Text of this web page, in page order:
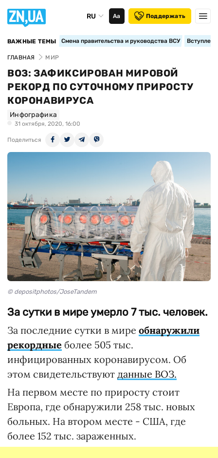
RU Аа Поддержать
ВАЖНЫЕ ТЕМЫ Смена правительства и руководства ВСУ
ГЛАВНАЯ МИР
ВОЗ: ЗАФИКСИРОВАН МИРОВОЙ
РЕКОРД ПО СУТОЧНОМУ ПРИРОСТУ
КОРОНАВИРУСА
Инфографика
31 октября, 2020, 16:00
Поделиться
© depositphotos/JoseTandem
За сутки в мире умерло 7 тыс. человек.
За последние сутки в мире обнаружили
рекордные более 505 тыс.
инфицированных коронавирусом. Об
этом свидетельствуют данные ВОЗ.
На первом месте по приросту стоит
Европа, где обнаружили 258 тыс. новых
больных. На втором месте - США, где
более 152 тыс. зараженных.